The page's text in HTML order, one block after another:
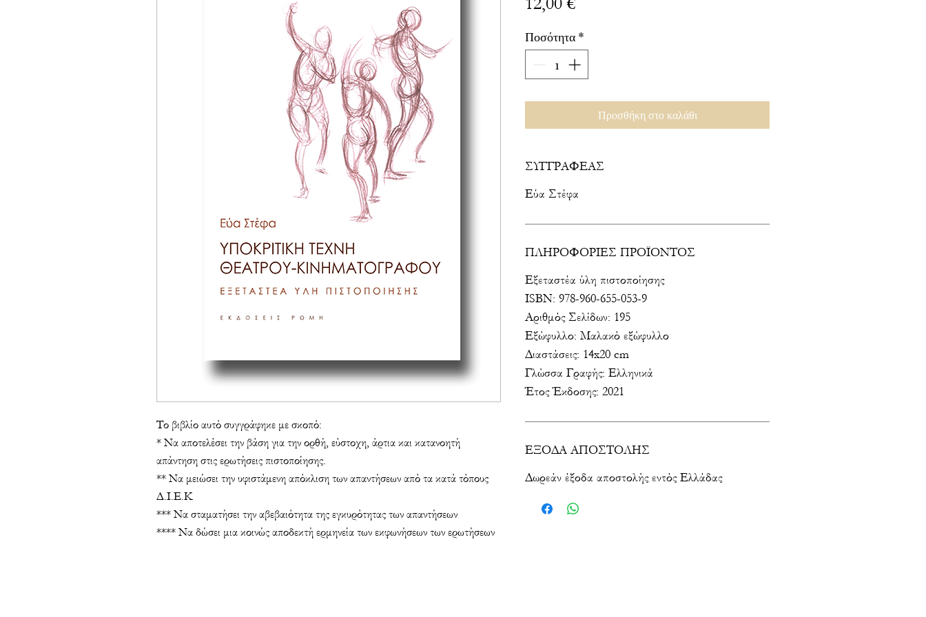
Το βιβλίο αυτό συγγράφηκε με σκοπό:
* Να αποτελέσει την βάση για την ορθή, εύστοχη, άρτια και κατανοητή
απάντηση στις ερωτήσεις πιστοποίησης.
** Να μειώσει την υφιστάμενη απόκλιση των απαντήσεων από τα κατά τόπους
Δ.Ι.Ε.Κ
*** Να σταματήσει την αβεβαιότητα της εγκυρότητας των απαντήσεων
**** Να δώσει μια κοινώς αποδεκτή ερμηνεία των εκφωνήσεων των ερωτήσεων
Ποσότητα *
Προσθήκη στο καλάθι
ΣΥΓΓΡΑΦΕΑΣ
Εύα Στέφα
ΠΛΗΡΟΦΟΡΙΕΣ ΠΡΟΪΟΝΤΟΣ
Εξεταστέα ύλη πιστοποίησης
ISBN: 978-960-655-053-9
Αριθμός Σελίδων: 195
Εξώφυλλο: Μαλακό εξώφυλλο
Διαστάσεις: 14x20 cm
Γλώσσα Γραφής: Ελληνικά
Έτος Έκδοσης: 2021
ΕΞΟΔΑ ΑΠΟΣΤΟΛΗΣ
Δωρεάν έξοδα αποστολής εντός Ελλάδας